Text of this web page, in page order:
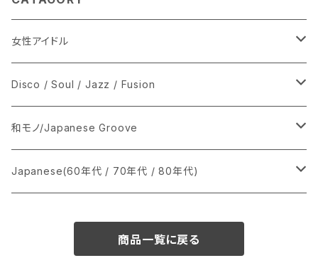
女性アイドル
シングル盤
あ行
か行
LP
CD
Disco / Soul / Jazz / Fusion
シングル盤
A
12インチ・シングル
和モノ/Japanese Groove
シングル盤
Japanese(60年代 / 70年代 / 80年代)
商品一覧に戻る